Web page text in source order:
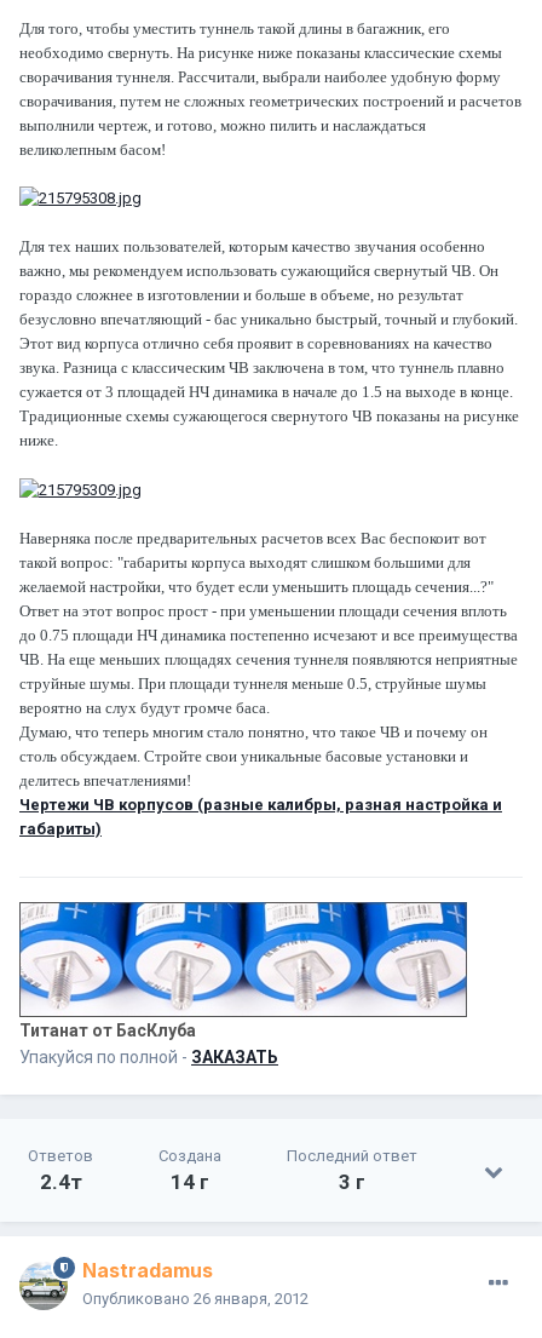
Для того, чтобы уместить туннель такой длины в багажник, его
необходимо свернуть. На рисунке ниже показаны классические схемы
сворачивания туннеля. Рассчитали, выбрали наиболее удобную форму
сворачивания, путем не сложных геометрических построений и расчетов
выполнили чертеж, и готово, можно пилить и наслаждаться
великолепным басом!
Для тех наших пользователей, которым качество звучания особенно
важно, мы рекомендуем использовать сужающийся свернутый ЧВ. Он
гораздо сложнее в изготовлении и больше в объеме, но результат
безусловно впечатляющий - бас уникально быстрый, точный и глубокий.
Этот вид корпуса отлично себя проявит в соревнованиях на качество
звука. Разница с классическим ЧВ заключена в том, что туннель плавно
сужается от 3 площадей НЧ динамика в начале до 1.5 на выходе в конце.
Традиционные схемы сужающегося свернутого ЧВ показаны на рисунке
ниже.
Наверняка после предварительных расчетов всех Вас беспокоит вот
такой вопрос: "габариты корпуса выходят слишком большими для
желаемой настройки, что будет если уменьшить площадь сечения...?"
Ответ на этот вопрос прост - при уменьшении площади сечения вплоть
до 0.75 площади НЧ динамика постепенно исчезают и все преимущества
ЧВ. На еще меньших площадях сечения туннеля появляются неприятные
струйные шумы. При площади туннеля меньше 0.5, струйные шумы
вероятно на слух будут громче баса.
Думаю, что теперь многим стало понятно, что такое ЧВ и почему он
столь обсуждаем. Стройте свои уникальные басовые установки и
делитесь впечатлениями!
Чертежи ЧВ корпусов (разные калибры, разная настройка и
габариты)
Титанат от БасКлуба
Упакуйся по полной - ЗАКАЗАТЬ
Ответов
2.4т
Создана
14 г
Последний ответ
3 г
Nastradamus
Опубликовано 26 января, 2012